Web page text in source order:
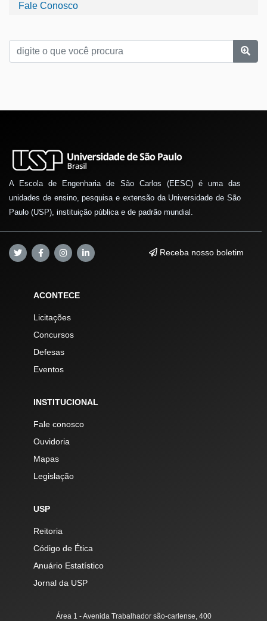
Fale Conosco
A Escola de Engenharia de São Carlos (EESC) é uma das
unidades de ensino, pesquisa e extensão da Universidade de São
Paulo (USP), instituição pública e de padrão mundial.
Receba nosso boletim
ACONTECE
Licitações
Concursos
Defesas
Eventos
INSTITUCIONAL
Fale conosco
Ouvidoria
Mapas
Legislação
USP
Reitoria
Código de Ética
Anuário Estatístico
Jornal da USP
Área 1 - Avenida Trabalhador são-carlense, 400